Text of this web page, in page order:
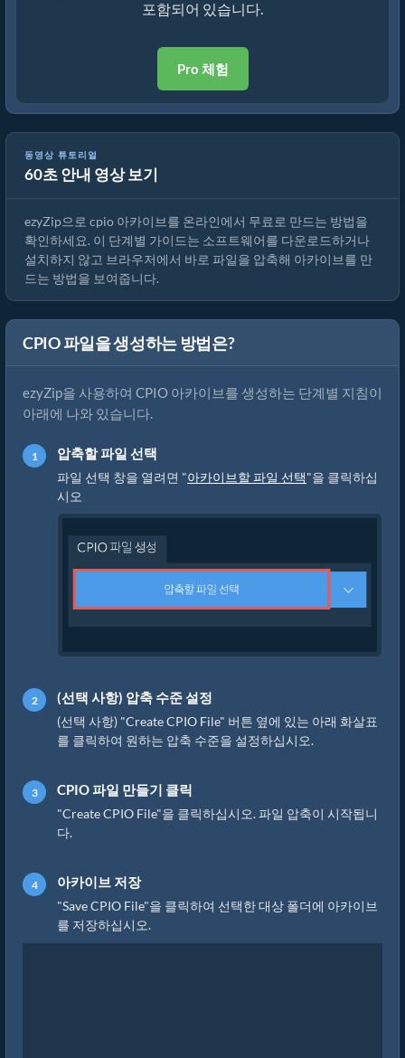
포함되어 있습니다.
Pro 체험
동영상 튜토리얼
60초 안내 영상 보기
ezyZip으로 cpio 아카이브를 온라인에서 만드는 방법 (무료, 설치 불
ezyZip으로 cpio 아카이브를 온라인에서 무료로 만드는 방법을
확인하세요. 이 단계별 가이드는 소프트웨어를 다운로드하거나
설치하지 않고 브라우저에서 바로 파일을 압축해 아카이브를 만
드는 방법을 보여줍니다.
CPIO 파일을 생성하는 방법은?
ezyZip을 사용하여 CPIO 아카이브를 생성하는 단계별 지침이
아래에 나와 있습니다.
압축할 파일 선택
파일 선택 창을 열려면 "아카이브할 파일 선택"을 클릭하십
시오
(선택 사항) 압축 수준 설정
(선택 사항) "Create CPIO File" 버튼 옆에 있는 아래 화살표
를 클릭하여 원하는 압축 수준을 설정하십시오.
CPIO 파일 만들기 클릭
"Create CPIO File"을 클릭하십시오. 파일 압축이 시작됩니
다.
아카이브 저장
"Save CPIO File"을 클릭하여 선택한 대상 폴더에 아카이브
를 저장하십시오.